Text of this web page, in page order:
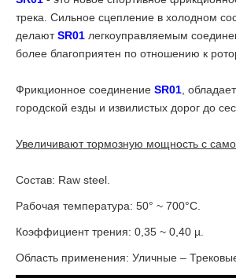
трека. Сильное сцепление в холодном
делаютSR01 легкоуправляемым
более благоприятен по отношению к
Фрикционное соединение SR01 ,
городской езды и извилистых дорог до
Увеличивают тормозную мощность с
Состав: Raw steel.
Рабочая температура: 50° ~ 700°C.
Коэффициент трения: 0,35 ~ 0,40 µ.
Область применения: Уличные –